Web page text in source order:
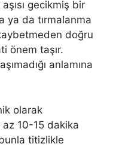
gecikmiş bir
ya da tırmalanma
doğru
önem taşır.
anlamına
olarak
az 10-15 dakika
titizlikle